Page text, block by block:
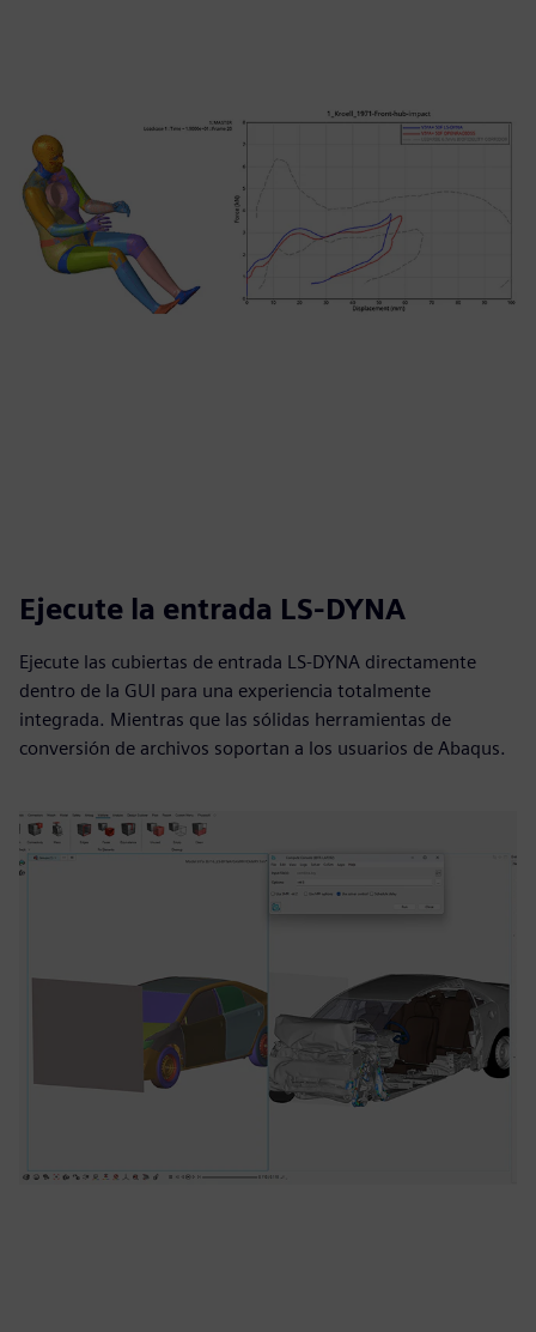
Ejecute la entrada LS-DYNA
Ejecute las cubiertas de entrada LS-DYNA directamente
dentro de la GUI para una experiencia totalmente
integrada. Mientras que las sólidas herramientas de
conversión de archivos soportan a los usuarios de Abaqus.